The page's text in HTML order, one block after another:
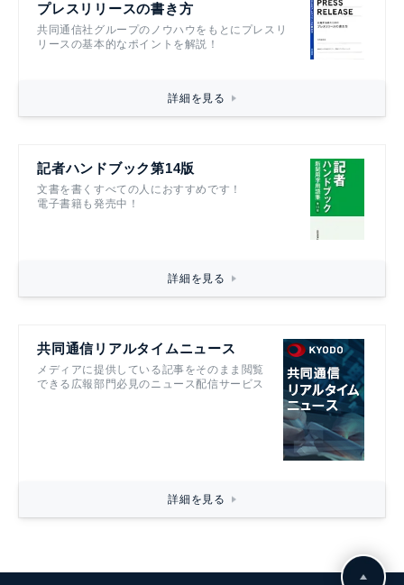
プレスリリースの書き方
共同通信社グループのノウハウをもとにプレスリ
リースの基本的なポイントを解説！
詳細を見る
記者ハンドブック第14版
文書を書くすべての人におすすめです！
電子書籍も発売中！
詳細を見る
共同通信リアルタイムニュース
メディアに提供している記事をそのまま閲覧
できる広報部門必見のニュース配信サービス
詳細を見る